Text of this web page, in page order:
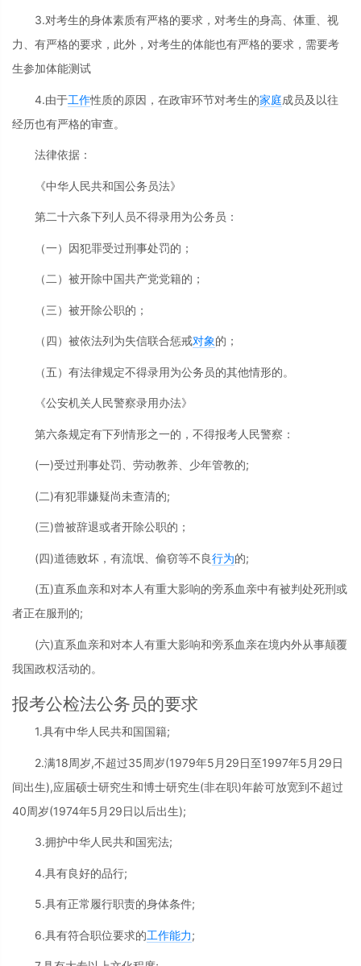
3.对考生的身体素质有严格的要求，对考生的身高、体重、视
力、有严格的要求，此外，对考生的体能也有严格的要求，需要考
生参加体能测试
4.由于工作性质的原因，在政审环节对考生的家庭成员及以往
经历也有严格的审查。
法律依据：
《中华人民共和国公务员法》
第二十六条下列人员不得录用为公务员：
（一）因犯罪受过刑事处罚的；
（二）被开除中国共产党党籍的；
（三）被开除公职的；
（四）被依法列为失信联合惩戒对象的；
（五）有法律规定不得录用为公务员的其他情形的。
《公安机关人民警察录用办法》
第六条规定有下列情形之一的，不得报考人民警察：
(一)受过刑事处罚、劳动教养、少年管教的;
(二)有犯罪嫌疑尚未查清的;
(三)曾被辞退或者开除公职的；
(四)道德败坏，有流氓、偷窃等不良行为的;
(五)直系血亲和对本人有重大影响的旁系血亲中有被判处死刑或
者正在服刑的;
(六)直系血亲和对本人有重大影响和旁系血亲在境内外从事颠覆
我国政权活动的。
报考公检法公务员的要求
1.具有中华人民共和国国籍;
2.满18周岁,不超过35周岁(1979年5月29日至1997年5月29日
间出生),应届硕士研究生和博士研究生(非在职)年龄可放宽到不超过
40周岁(1974年5月29日以后出生);
3.拥护中华人民共和国宪法;
4.具有良好的品行;
5.具有正常履行职责的身体条件;
6.具有符合职位要求的工作能力;